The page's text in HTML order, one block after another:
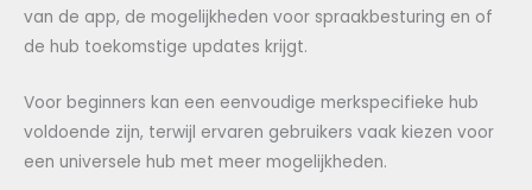
van de app, de mogelijkheden voor spraakbesturing en of
de hub toekomstige updates krijgt.
Voor beginners kan een eenvoudige merkspecifieke hub
voldoende zijn, terwijl ervaren gebruikers vaak kiezen voor
een universele hub met meer mogelijkheden.